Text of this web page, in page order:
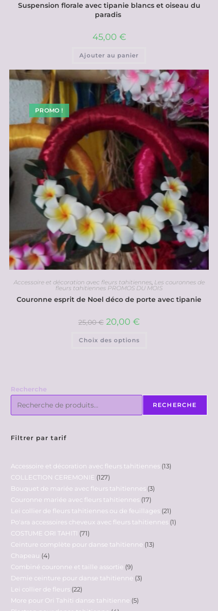
Suspension florale avec tipanie blancs et oiseau du
paradis
45,00 €
Ajouter au panier
PROMO !
Accessoire et décoration avec fleurs tahitiennes Les couronnes de
fleurs tahitiennes PROMOS DU MOIS
Couronne esprit de Noel déco de porte avec tipanie
25,00€ 20,00 €
Choix des options
Recherche
RECHERCHE
Filtrer par tarif
Accessoire et décoration avec fleurs tahitiennes 13
COLLECTION CEREMONIE 127
Bouquet de mariée avec fleurs tahitiennes 3
Couronne mariée avec fleurs tahitiennes 17
Lei collier de fleurs tahitiennes ou de feuillages 21
Po'ara accessoires cheveux avec fleurs tahitiennes 1
COSTUME ORI TAHITI
71
Ceinture complète pour danse tahitienne 13
Chapeau 4
Combiné couronne et taille assortie 9
Demie ceinture pour danse tahitienne 3
Lei collier de fleurs 22
More pour Ori Tahiti danse tahitienne 5